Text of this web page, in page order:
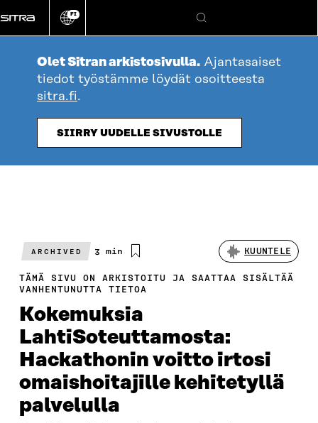
suoraan
sisältöön
Vaihda
kieli
FI
Hae
Olet Sitran arkistosivulla. Ajantasaiset
tiedot työstämme löydät osoitteesta
sitra.fi.
SIIRRY UUDELLE SIVUSTOLLE
ARCHIVED
Arvioitu
3 min KUUNTELE
TÄMÄ SIVU ON ARKISTOITU JA SAATTAA SISÄLTÄÄ
VANHENTUNUTTA TIETOA
Kokemuksia
LahtiSoteuttamosta:
Hackathonin voitto irtosi
omaishoitajille kehitetyllä
palvelulla